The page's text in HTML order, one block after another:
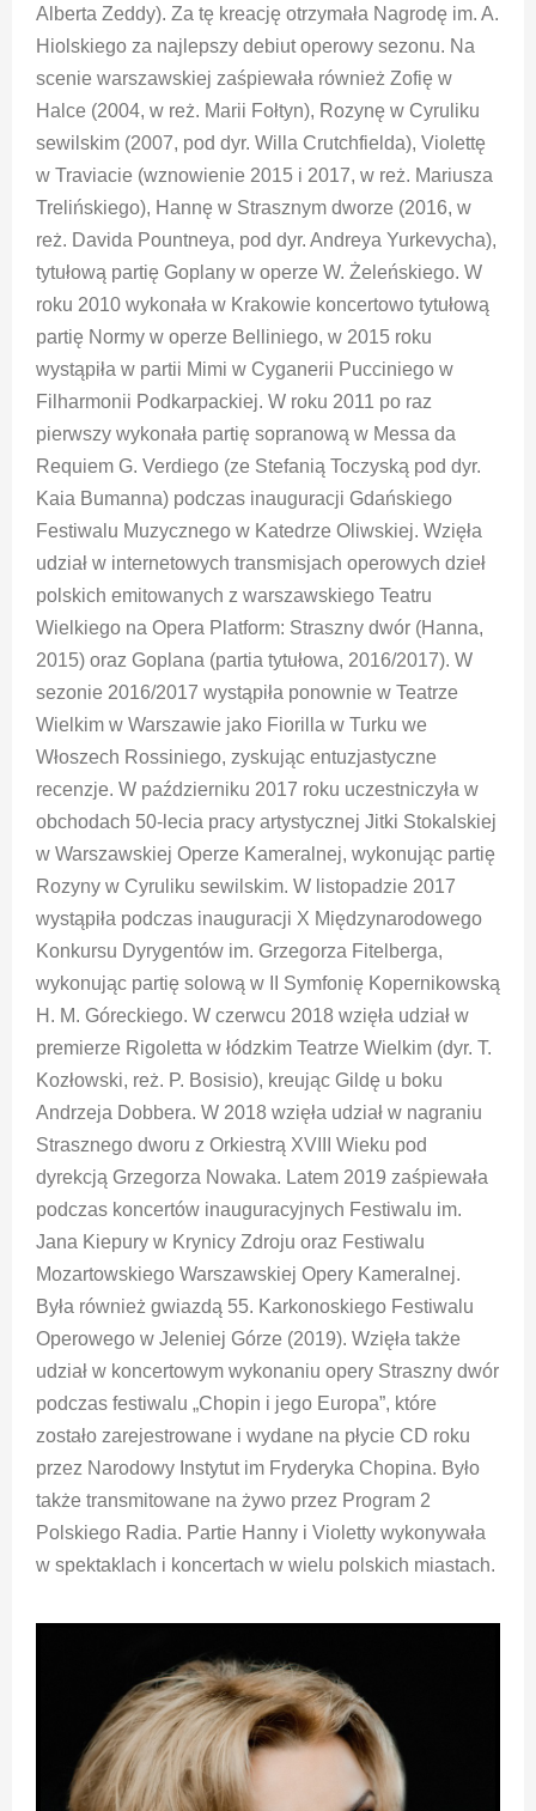
Alberta Zeddy). Za tę kreację otrzymała Nagrodę im. A.
Hiolskiego za najlepszy debiut operowy sezonu. Na
scenie warszawskiej zaśpiewała również Zofię w
Halce (2004, w reż. Marii Fołtyn), Rozynę w Cyruliku
sewilskim (2007, pod dyr. Willa Crutchfielda), Violettę
w Traviacie (wznowienie 2015 i 2017, w reż. Mariusza
Trelińskiego), Hannę w Strasznym dworze (2016, w
reż. Davida Pountneya, pod dyr. Andreya Yurkevycha),
tytułową partię Goplany w operze W. Żeleńskiego. W
roku 2010 wykonała w Krakowie koncertowo tytułową
partię Normy w operze Belliniego, w 2015 roku
wystąpiła w partii Mimi w Cyganerii Pucciniego w
Filharmonii Podkarpackiej. W roku 2011 po raz
pierwszy wykonała partię sopranową w Messa da
Requiem G. Verdiego (ze Stefanią Toczyską pod dyr.
Kaia Bumanna) podczas inauguracji Gdańskiego
Festiwalu Muzycznego w Katedrze Oliwskiej. Wzięła
udział w internetowych transmisjach operowych dzieł
polskich emitowanych z warszawskiego Teatru
Wielkiego na Opera Platform: Straszny dwór (Hanna,
2015) oraz Goplana (partia tytułowa, 2016/2017). W
sezonie 2016/2017 wystąpiła ponownie w Teatrze
Wielkim w Warszawie jako Fiorilla w Turku we
Włoszech Rossiniego, zyskując entuzjastyczne
recenzje. W październiku 2017 roku uczestniczyła w
obchodach 50-lecia pracy artystycznej Jitki Stokalskiej
w Warszawskiej Operze Kameralnej, wykonując partię
Rozyny w Cyruliku sewilskim. W listopadzie 2017
wystąpiła podczas inauguracji X Międzynarodowego
Konkursu Dyrygentów im. Grzegorza Fitelberga,
wykonując partię solową w II Symfonię Kopernikowską
H. M. Góreckiego. W czerwcu 2018 wzięła udział w
premierze Rigoletta w łódzkim Teatrze Wielkim (dyr. T.
Kozłowski, reż. P. Bosisio), kreując Gildę u boku
Andrzeja Dobbera. W 2018 wzięła udział w nagraniu
Strasznego dworu z Orkiestrą XVIII Wieku pod
dyrekcją Grzegorza Nowaka. Latem 2019 zaśpiewała
podczas koncertów inauguracyjnych Festiwalu im.
Jana Kiepury w Krynicy Zdroju oraz Festiwalu
Mozartowskiego Warszawskiej Opery Kameralnej.
Była również gwiazdą 55. Karkonoskiego Festiwalu
Operowego w Jeleniej Górze (2019). Wzięła także
udział w koncertowym wykonaniu opery Straszny dwór
podczas festiwalu „Chopin i jego Europa”, które
zostało zarejestrowane i wydane na płycie CD roku
przez Narodowy Instytut im Fryderyka Chopina. Było
także transmitowane na żywo przez Program 2
Polskiego Radia. Partie Hanny i Violetty wykonywała
w spektaklach i koncertach w wielu polskich miastach.